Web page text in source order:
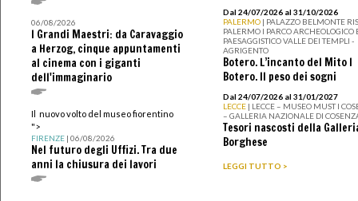
06/08/2026
I Grandi Maestri: da Caravaggio
a Herzog, cinque appuntamenti
al cinema con i giganti
dell'immaginario
Il nuovo volto del museo fiorentino
">
FIRENZE| 06/08/2026
Nel futuro degli Uffizi. Tra due
anni la chiusura dei lavori
Dal 24/07/2026 al 31/10/2026
PALERMO | PALAZZO BELMONTE
PALERMO I PARCO ARCHEOLOGICO
PAESAGGISTICO VALLE DEI TEMPLI -
AGRIGENTO
Botero. L’incanto del Mito I
Botero. Il peso dei sogni
Dal 24/07/2026 al 31/01/2027
LECCE | LECCE – MUSEO MUST I
– GALLERIA NAZIONALE DI
Tesori nascosti della
Borghese
LEGGI TUTTO >